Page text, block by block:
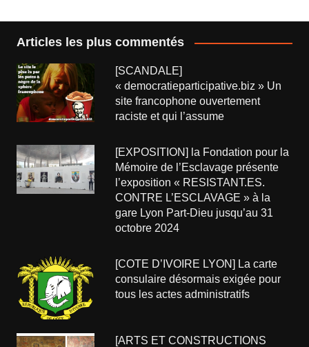
Articles les plus commentés
[SCANDALE]
« democratieparticipative.biz » Un
site francophone ouvertement
raciste et qui l’assume
[EXPOSITION] la Fondation pour la
Mémoire de l’Esclavage présente
l’exposition « RESISTANT.ES.
CONTRE L’ESCLAVAGE » à la
gare Lyon Part-Dieu jusqu’au 31
octobre 2024
[COTE D’IVOIRE LYON] La carte
consulaire désormais exigée pour
tous les actes administratifs
[ARTS ET CONSTRUCTIONS